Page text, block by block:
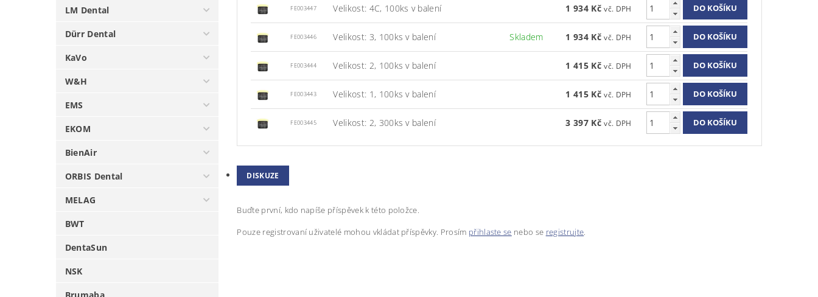
LM Dental
Dürr Dental
KaVo
W&H
EMS
EKOM
BienAir
ORBIS Dental
MELAG
BWT
DentaSun
NSK
FE003447 Velikost: 4C, 100ks v balení 1 934 Kč
FE003446 Velikost: 3, 100ks v balení Skladem 1 934 Kč
FE003444 Velikost: 2, 100ks v balení 1 415 Kč
FE003443 Velikost: 1, 100ks v balení 1 415 Kč
FE003445 Velikost: 2, 300ks v balení 3 397 Kč
DISKUZE
Buďte první, kdo napíše příspěvek k této položce.
Pouze registrovaní uživatelé mohou vkládat příspěvky. Prosím přihlaste se nebo se registrujte.